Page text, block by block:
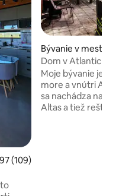
ohodnotenie 4,97 z
(109)
Bývanie v meste
Dom v
more
Moje bývanie je
more a vnútri
sa nachádza
Altas a tiež